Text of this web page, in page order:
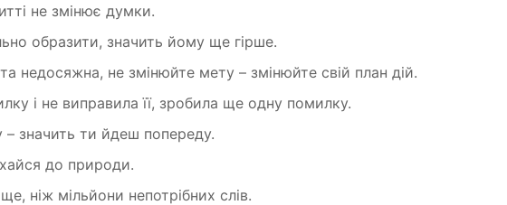
не змінює думки.
образити, значить йому ще гірше.
недосяжна, не змінюйте мету – змінюйте свій план дій.
і не виправила її, зробила ще одну помилку.
значить ти йдеш попереду.
до природи.
ніж мільйони непотрібних слів.